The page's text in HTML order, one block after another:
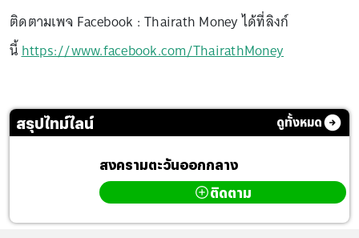
ติดตามเพจ Facebook : Thairath Money ได้ที่ลิงก์
นี้https://www.facebook.com/ThairathMoney
สรุปไทม์ไลน์ ดูทั้งหมด
สงครามตะวันออกกลาง
ติดตาม